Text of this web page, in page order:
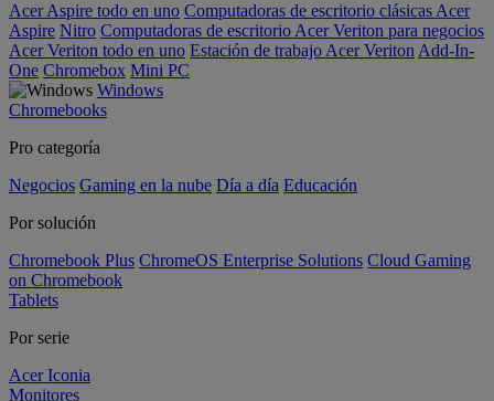
Acer Aspire todo en uno Computadoras de escritorio clásicas Acer
Aspire Nitro Computadoras de escritorio Acer Veriton para negocios
Acer Veriton todo en uno Estación de trabajo Acer Veriton Add-In-
One Chromebox Mini PC
Windows
Chromebooks
Pro categoría
Negocios Gaming en la nube Día a día Educación
Por solución
Chromebook Plus ChromeOS Enterprise Solutions Cloud Gaming
on Chromebook
Tablets
Por serie
Acer Iconia
Monitores